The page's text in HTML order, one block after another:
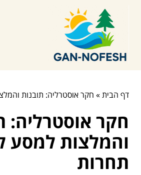
דף הבית» חקר אוסטרליה: תובנות
חקר אוסטרליה:
והמלצות למסע
תחרות